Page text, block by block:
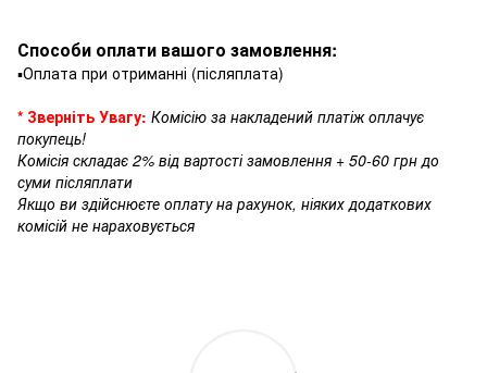
Способи оплати вашого замовлення:
▪️Оплата при отриманні (післяплата)
* Зверніть Увагу: Комісію за накладений платіж оплачує
покупець!
Комісія складає 2% від вартості замовлення + 50-60 грн до
суми післяплати
Якщо ви здійснюєте оплату на рахунок, ніяких додаткових
комісій не нараховується